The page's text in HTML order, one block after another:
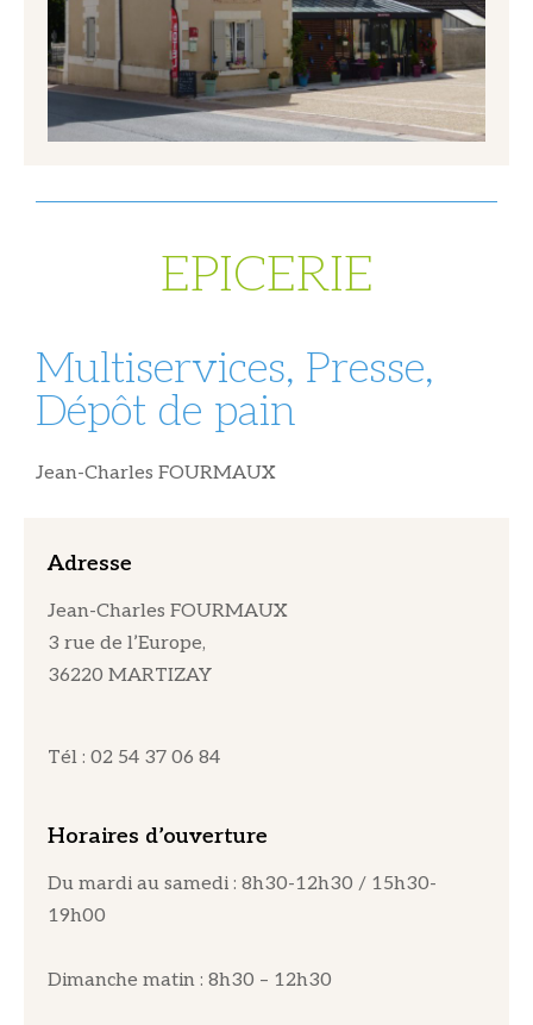
EPICERIE
Multiservices, Presse,
Dépôt de pain
Jean-Charles FOURMAUX
Adresse
Jean-Charles FOURMAUX
3 rue de l’Europe,
36220 MARTIZAY
Tél : 02 54 37 06 84
Horaires d’ouverture
Du mardi au samedi : 8h30-12h30 / 15h30-
19h00
Dimanche matin : 8h30 – 12h30